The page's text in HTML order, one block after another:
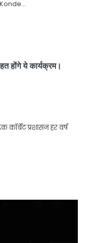
होंगे ये कार्यक्रम।
कॉर्बेट प्रशासन हर वर्ष